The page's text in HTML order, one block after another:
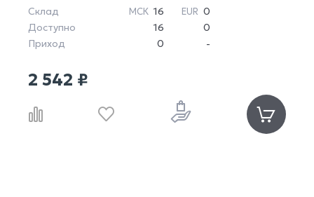
Склад МСК 16 EUR 0
Доступно
16
0
Приход
0 -
2 542 ₽